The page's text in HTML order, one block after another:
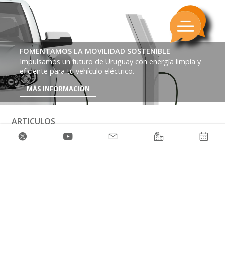
FOMENTAMOS LA MOVILIDAD SOSTENIBLE
Impulsamos un futuro de Uruguay con energía limpia y
eficiente para tu vehículo eléctrico.
MÁS INFORMACIÓN
ARTICULOS